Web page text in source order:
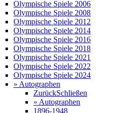
Olympische Spiele 2006
Olympische Spiele 2008
Olympische Spiele 2012
Olympische Spiele 2014
Olympische Spiele 2016
Olympische Spiele 2018
Olympische Spiele 2021
Olympische Spiele 2022
Olympische Spiele 2024
» Autographen
ZurückSchließen
» Autographen
1896-1948